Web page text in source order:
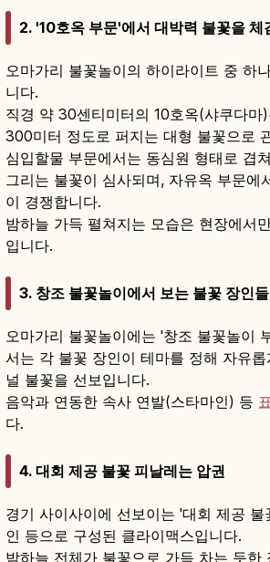
2. '10호옥 부문'에서 대박력 불꽃을 체
오마가리 불꽃놀이의 하이라이트 중 하
니다.
직경 약 30센티미터의 10호옥(샤쿠다마
300미터 정도로 퍼지는 대형 불꽃으로
심입할물 부문에서는 동심원 형태로 겹
그리는 불꽃이 심사되며, 자유옥 부문에
이 경쟁합니다.
밤하늘 가득 펼쳐지는 모습은 현장에서
입니다.
3. 창조 불꽃놀이에서 보는 불꽃 장인
오마가리 불꽃놀이에는 '창조 불꽃놀이
서는 각 불꽃 장인이 테마를 정해 자유
널 불꽃을 선보입니다.
음악과 연동한 속사 연발(스타마인) 등 표
다.
4. 대회 제공 불꽃 피날레는 압권
경기 사이사이에 선보이는 '대회 제공
인 등으로 구성된 클라이맥스입니다.
밤하늘 전체가 불꽃으로 가득 차는 듯한